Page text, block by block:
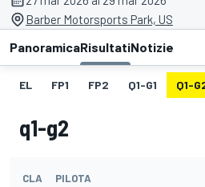
Barber Motorsports Park, US
PanoramicaRisultatiNotizie
EL FP1 FP2 Q1-G1 Q1-
q1-g2
CLA PILOTA